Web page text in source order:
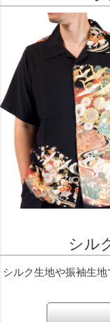
シル
シルク生地や振袖生